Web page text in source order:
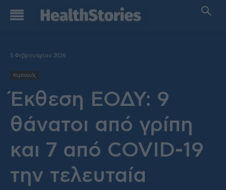
5 Φεβρουαρίου 2026
Κορονοιός
Έκθεση ΕΟΔΥ: 9
θάνατοι από γρίπη
και 7 από COVID-19
την τελευταία